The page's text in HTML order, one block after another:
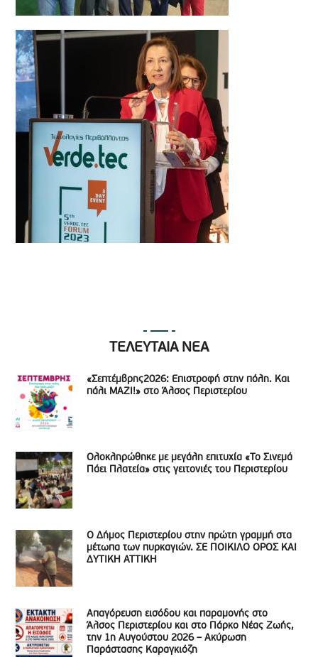
ΤΕΛΕΥΤΑΙΑ ΝΕΑ
«Σεπτέμβρης2026: Επιστροφή στην πόλη. Και
πάλι ΜΑΖΙ!» στο Άλσος Περιστερίου
Ολοκληρώθηκε με μεγάλη επιτυχία «Το Σινεμά
Πάει Πλατεία» στις γειτονιές του Περιστερίου
Ο Δήμος Περιστερίου στην πρώτη γραμμή στα
μέτωπα των πυρκαγιών. ΣΕ ΠΟΙΚΙΛΟ ΟΡΟΣ ΚΑΙ
ΔΥΤΙΚΗ ΑΤΤΙΚΗ
Απαγόρευση εισόδου και παραμονής στο
Άλσος Περιστερίου και στο Πάρκο Νέας Ζωής,
την 1η Αυγούστου 2026 – Ακύρωση
Παράστασης Καραγκιόζη